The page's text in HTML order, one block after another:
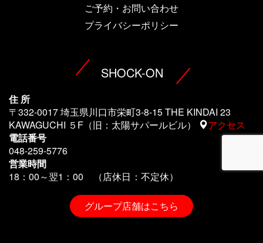
ご予約・お問い合わせ
プライバシーポリシー
SHOCK-ON
住 所
〒332-0017 埼玉県川口市栄町3-8-15 THE KINDAI 23
KAWAGUCHI ５F（旧：太陽サパールビル）
アクセス
電話番号
048-259-5776
営業時間
18：00～翌1 ：00 （店休日：不定休）
グループ店舗はこちら